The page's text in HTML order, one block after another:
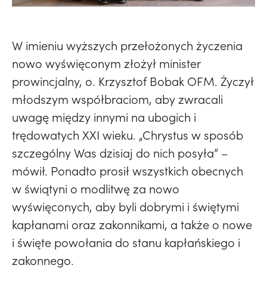
W imieniu wyższych przełożonych życzenia
nowo wyświęconym złożył minister
prowincjalny, o. Krzysztof Bobak OFM. Życzył
młodszym współbraciom, aby zwracali
uwagę między innymi na ubogich i
trędowatych XXI wieku. „Chrystus w sposób
szczególny Was dzisiaj do nich posyła” –
mówił. Ponadto prosił wszystkich obecnych
w świątyni o modlitwę za nowo
wyświęconych, aby byli dobrymi i świętymi
kapłanami oraz zakonnikami, a także o nowe
i święte powołania do stanu kapłańskiego i
zakonnego.